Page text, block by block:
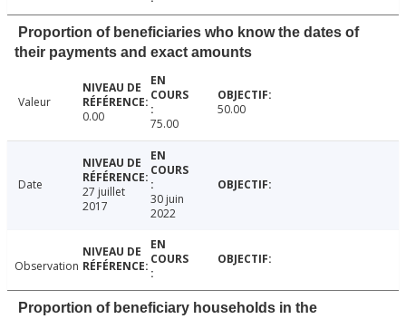
Proportion of beneficiaries who know the dates of
their payments and exact amounts
Valeur
0.00
75.00
50.00
Date
27 juillet
2017
30 juin
2022
Observation
Proportion of beneficiary households in the